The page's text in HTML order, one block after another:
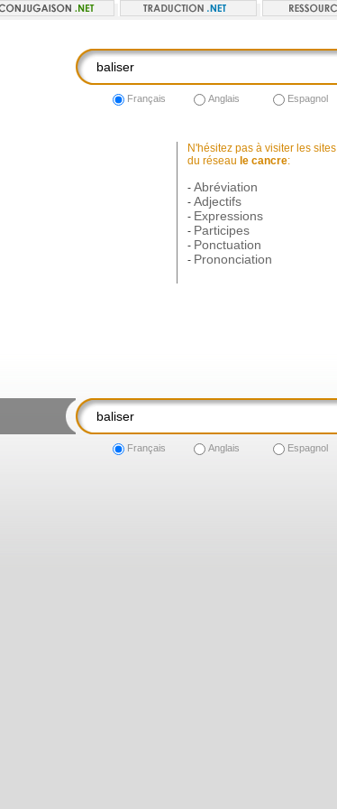
Français Anglais Espagnol
N'hésitez pas à visiter les sites
du réseau le cancre:
- Abréviation
- Adjectifs
- Expressions
- Participes
- Ponctuation
- Prononciation
Français Anglais Espagnol